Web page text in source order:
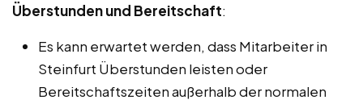
Überstunden und Bereitschaft:
Es kann erwartet werden, dass Mitarbeiter in
Steinfurt Überstunden leisten oder
Bereitschaftszeiten außerhalb der normalen